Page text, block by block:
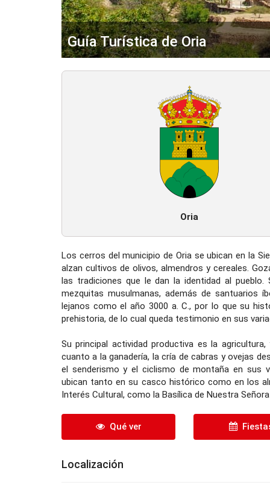
Guía Turística de Oria
Oria
Los cerros del municipio de Oria se ubican en la
alzan cultivos de olivos, almendros y cereales.
las tradiciones que le dan la identidad al
mezquitas musulmanas, además de santuarios
lejanos como el año 3000 a. C., por lo que su
prehistoria, de lo cual queda testimonio en sus
Su principal actividad productiva es la
cuanto a la ganadería, la cría de cabras y ovejas
el senderismo y el ciclismo de montaña en sus
ubican tanto en su casco histórico como en los
Interés Cultural, como la Basílica de Nuestra
Qué ver
Localización